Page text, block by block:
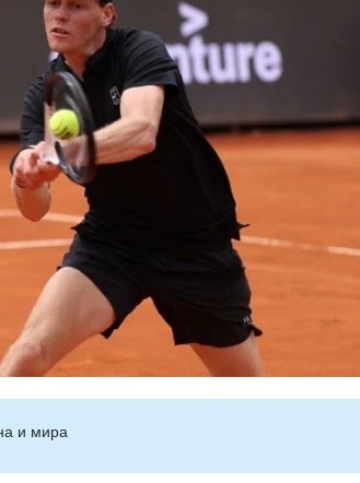
и мира